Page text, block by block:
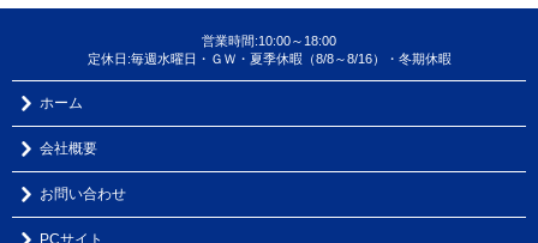
営業時間:10:00～18:00
定休日:毎週水曜日・ＧＷ・夏季休暇（8/8～8/16）・冬期休暇
ホーム
会社概要
お問い合わせ